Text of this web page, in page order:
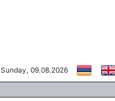
Sunday, 09.08.2026